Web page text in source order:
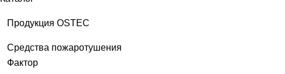
Продукция OSTEC
Средства пожаротушения
Фактор